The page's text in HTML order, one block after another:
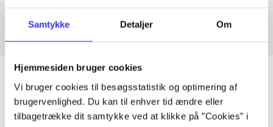
Samtykke Detaljer Om
Hjemmesiden bruger cookies
Vi bruger cookies til besøgsstatistik og optimering af
brugervenlighed. Du kan til enhver tid ændre eller
tilbagetrække dit samtykke ved at klikke på ”Cookies” i
Artikler